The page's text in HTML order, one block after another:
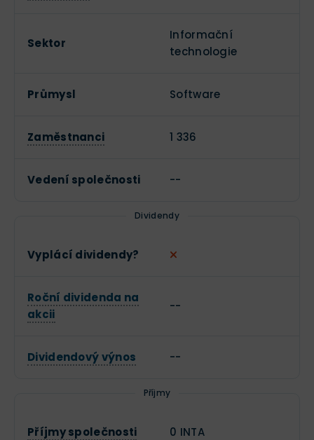
Sektor
Informační
technologie
Průmysl Software
Zaměstnanci 1 336
Vedení společnosti --
Dividendy
Vyplácí dividendy?
Roční dividenda na
akcii
--
Dividendový výnos --
Příjmy
Příjmy společnosti 0 INTA